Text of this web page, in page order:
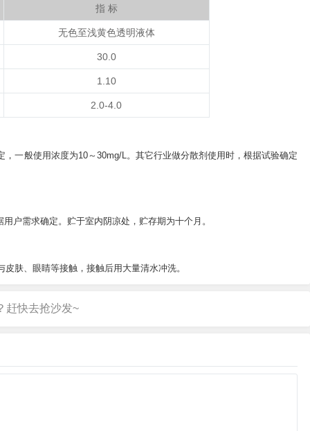
指 标
无色至浅黄色透明液体
30.0
1.10
2.0-4.0
一般使用浓度为10～30mg/L。其它行业做分散剂使用时，根据试验确定
户需求确定。贮于室内阴凉处，贮存期为十个月。
肤、眼睛等接触，接触后用大量清水冲洗。